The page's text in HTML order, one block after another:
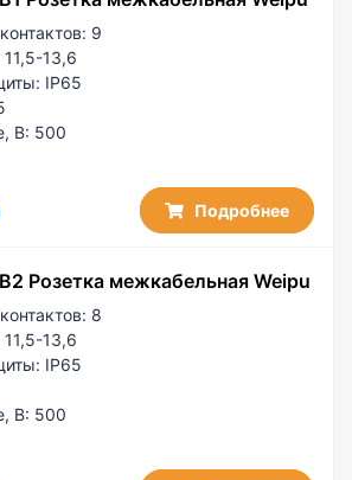
9
11,5-13,6
IP65
В: 500
Подробнее
Розетка межкабельная Weipu
8
11,5-13,6
IP65
В: 500